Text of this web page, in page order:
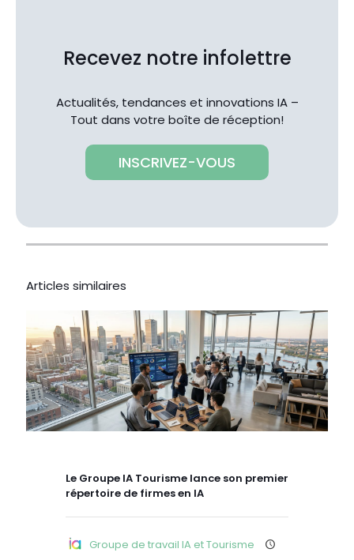
Recevez notre infolettre
Actualités, tendances et innovations IA –
Tout dans votre boîte de réception!
INSCRIVEZ-VOUS
Articles similaires
Le Groupe IA Tourisme lance son premier
répertoire de firmes en IA
Groupe de travail IA et Tourisme